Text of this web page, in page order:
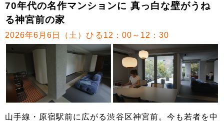
70年代の名作マンションに 真っ白な壁がうね
る神宮前の家
2026年6月6日（土）ひる12：00～12：30
山手線・原宿駅前に広がる渋谷区神宮前。今も若者を中